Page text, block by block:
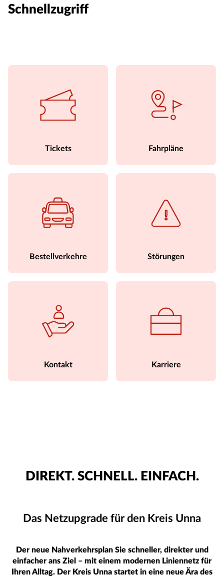
Schnellzugriff
Tickets Fahrpläne
Bestellverkehre Störungen
Kontakt Karriere
DIREKT. SCHNELL. EINFACH.
Das Netzupgrade für den Kreis Unna
Der neue Nahverkehrsplan Sie schneller, direkter und
einfacher ans Ziel – mit einem modernen Liniennetz für
Ihren Alltag. Der Kreis Unna startet in eine neue Ära des